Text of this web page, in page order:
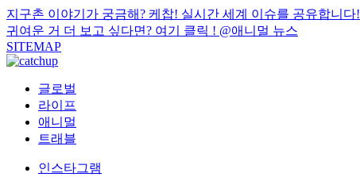
지구촌 이야기가 궁금해? 케찹! 실시간 세계 이슈를 공유합니다!
귀여운 거 더 보고 싶다면? 여기 클릭 ! @애니멀 뉴스
SITEMAP
글로벌
라이프
애니멀
트래블
인스타그램